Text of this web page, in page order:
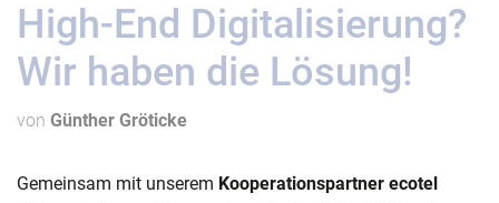
High-End Digitalisierung?
Wir haben die Lösung!
von Günther Gröticke
Gemeinsam mit unserem Kooperationspartner ecotel